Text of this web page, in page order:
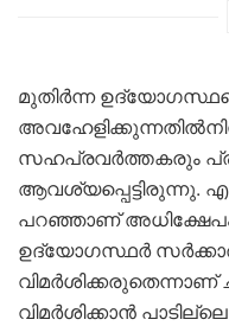
മുതിർന്ന
സഹപ്രവർത്തകരും
ആവശ്യപ്പെട്ടിരുന്നു.
പറഞ്ഞാണ്
ഉദ്യോഗസ്ഥർ
വിമർശിക്കരുതെന്നാണ്
വിമർശിക്കാൻ